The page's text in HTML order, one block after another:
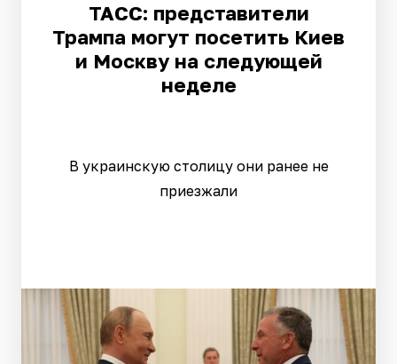
ТАСС: представители
Трампа могут посетить Киев
и Москву на следующей
неделе
В украинскую столицу они ранее не
приезжали